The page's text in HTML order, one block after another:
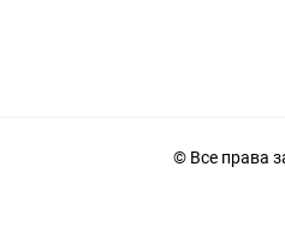
© Все права